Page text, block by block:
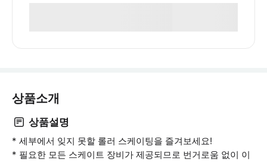
상품소개
상품설명
* 세부에서 잊지 못할 롤러 스케이팅을 즐겨보세요!
* 필요한 모든 스케이트 장비가 제공되므로 번거로움 없이 이